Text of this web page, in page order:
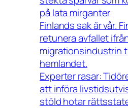
på lata mirganter
Finlands sak är vår.
retunera avfallet
migrationsindustrin
hemlandet.
Experter rasar:
att införa
stöld hotar